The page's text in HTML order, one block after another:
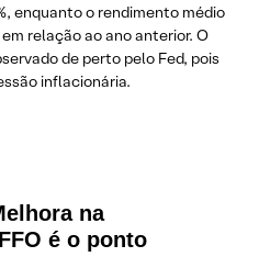
enquanto o rendimento médio
relação ao ano anterior. O
de perto pelo Fed, pois
inflacionária.
na
é o ponto